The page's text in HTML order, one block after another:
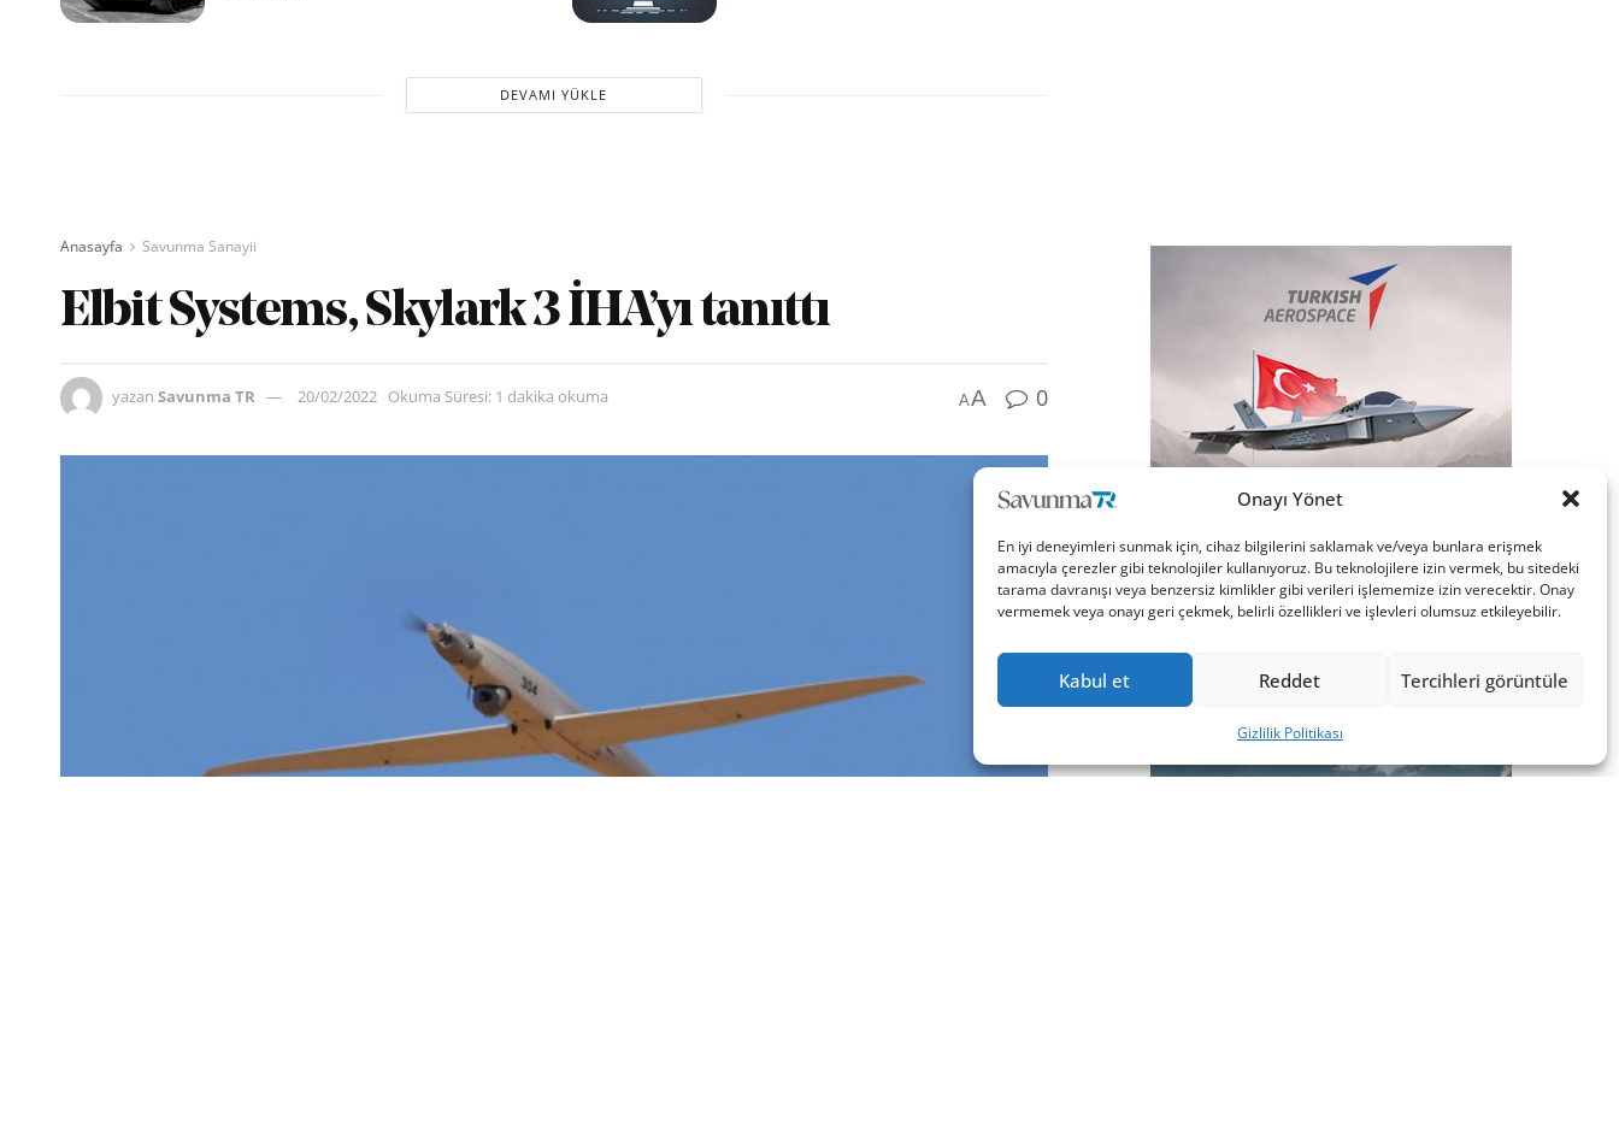
Onayı Yönet
En iyi deneyimleri sunmak için, cihaz bilgilerini saklamak ve/veya bunlara erişmek
amacıyla çerezler gibi teknolojiler kullanıyoruz. Bu teknolojilere izin vermek, bu sitedeki
tarama davranışı veya benzersiz kimlikler gibi verileri işlememize izin verecektir. Onay
vermemek veya onayı geri çekmek, belirli özellikleri ve işlevleri olumsuz etkileyebilir.
Kabul et Reddet Tercihleri görüntüle
Gizlilik Politikası
DEVAMI YÜKLE
Anasayfa Savunma Sanayii
Elbit Systems, Skylark 3 İHA’yı tanıttı
yazan Savunma TR 20/02/2022 Okuma Süresi: 1 dakika okuma AA 0